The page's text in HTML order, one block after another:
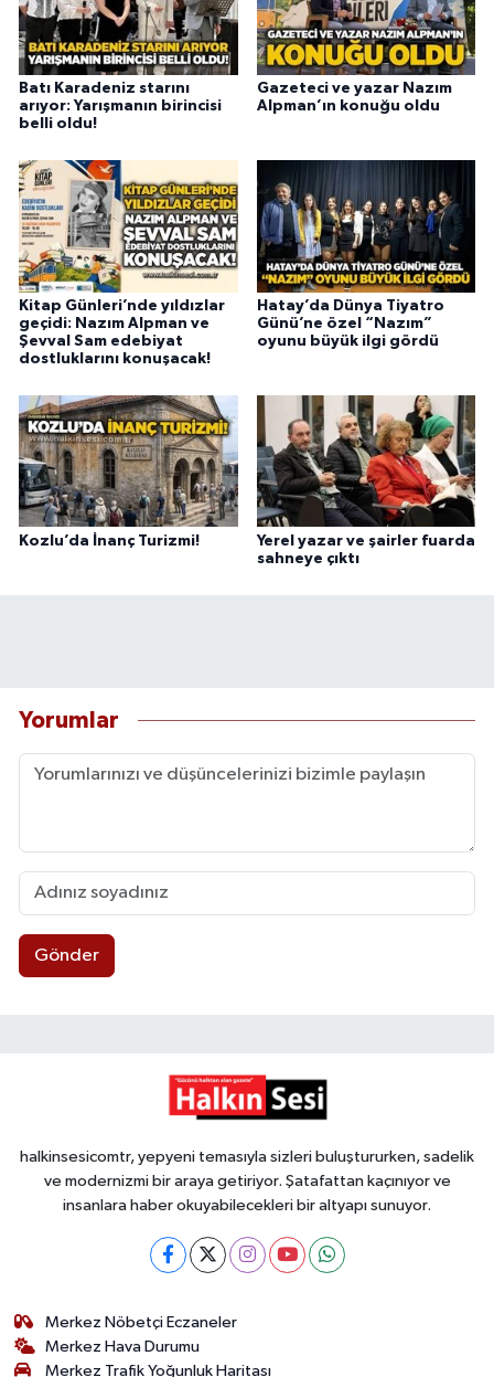
Batı Karadeniz starını
arıyor: Yarışmanın birincisi
belli oldu!
Gazeteci ve yazar Nazım
Alpman’ın konuğu oldu
Kitap Günleri’nde yıldızlar
geçidi: Nazım Alpman ve
Şevval Sam edebiyat
dostluklarını konuşacak!
Hatay’da Dünya Tiyatro
Günü’ne özel “Nazım”
oyunu büyük ilgi gördü
Kozlu’da İnanç Turizmi!
Yerel yazar ve şairler fuarda
sahneye çıktı
Yorumlar
Gönder
halkinsesicomtr, yepyeni temasıyla sizleri buluştururken, sadelik
ve modernizmi bir araya getiriyor. Şatafattan kaçınıyor ve
insanlara haber okuyabilecekleri bir altyapı sunuyor.
Merkez Nöbetçi Eczaneler
Merkez Hava Durumu
Merkez Trafik Yoğunluk Haritası